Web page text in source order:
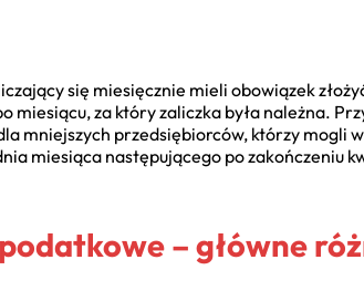
się miesięcznie mieli obowiązek
za który zaliczka była należna.
mniejszych przedsiębiorców, którzy mogli
miesiąca następującego po zakończeniu
– główne